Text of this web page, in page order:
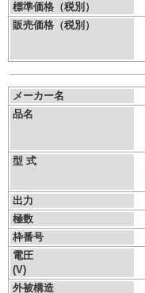
標準価格（税別）
販売価格（税別）
メーカー名
品名
型 式
出力
極数
枠番号
電圧
(V)
外被構造